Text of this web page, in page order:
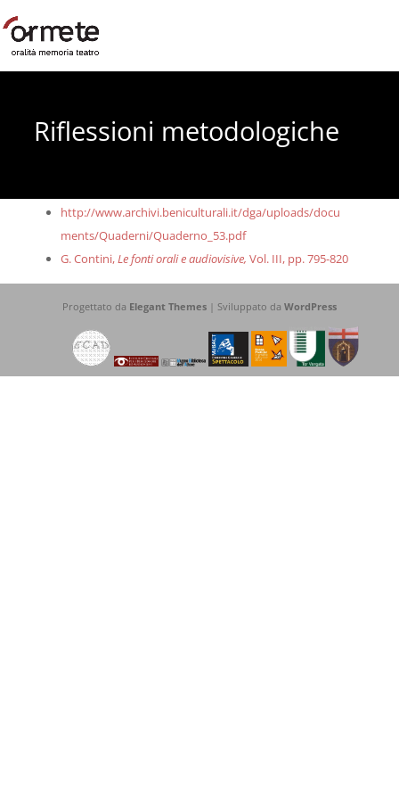
Riflessioni metodologiche
http://www.archivi.beniculturali.it/dga/uploads/docu
ments/Quaderni/Quaderno_53.pdf
G. Contini,Le fonti orali e audiovisive, Vol. III, pp. 795-820
Progettato da Elegant Themes| Sviluppato da WordPress